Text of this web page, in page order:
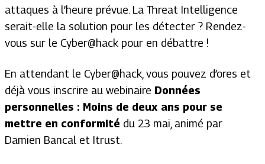
attaques à l’heure prévue. La Threat Intelligence
serait-elle la solution pour les détecter ? Rendez-
vous sur le Cyber@hack pour en débattre !
En attendant le Cyber@hack, vous pouvez d’ores et
déjà vous inscrire au webinaire Données
personnelles : Moins de deux ans pour se
mettre en conformité du 23 mai, animé par
Damien Bancal et Itrust.